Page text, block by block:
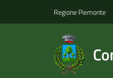
Regione Piemonte